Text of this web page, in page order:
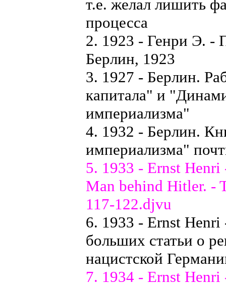
т.е. желал лишить
процесса
2. 1923 - Генри Э. -
Берлин, 1923
3. 1927 - Берлин.
капитала" и
империализма"
4. 1932 - Берлин.
империализма"
5. 1933 - Ernst Henri
Man behind Hitler. -
117-122.djvu
6. 1933 - Ernst
больших статьи о
нацистской
7. 1934 - Ernst Henri